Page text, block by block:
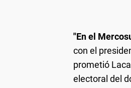
"En el
con el
prometió
electoral del